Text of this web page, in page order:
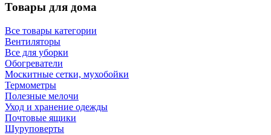
Товары для дома
Все товары категории
Вентиляторы
Все для уборки
Обогреватели
Москитные сетки, мухобойки
Термометры
Полезные мелочи
Уход и хранение одежды
Почтовые ящики
Шуруповерты